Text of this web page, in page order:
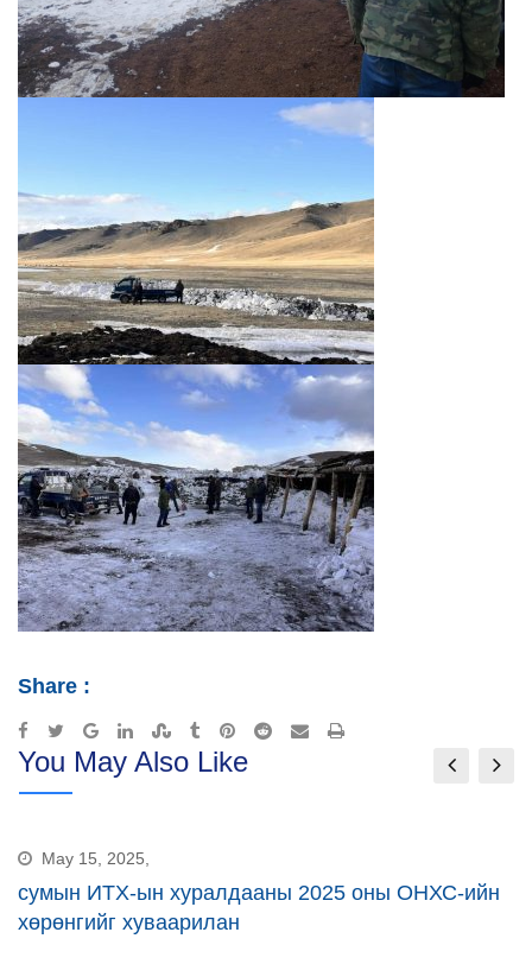
Share :
Google+LinkedInStumbleUpon
TumblrPinterest
Reddit SharePrint
You May Also Like
May 15, 2025,
сумын ИТХ-ын хуралдааны 2025 оны ОНХС-ийн
хөрөнгийг хуваарилан